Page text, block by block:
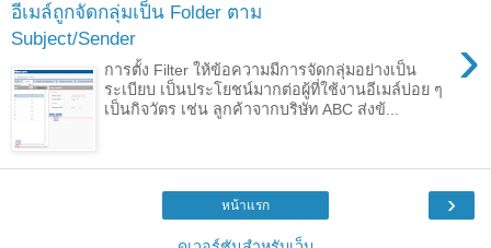
อีเมล์ถูกจัดกลุ่มเป็น Folder ตาม
Subject/Sender
›
การตั้ง Filter ให้ข้อความมีการจัดกลุ่มอย่างเป็น
ระเบียบ เป็นประโยชน์มากต่อผู้ที่ใช้งานอีเมล์บ่อย ๆ
เป็นกิจวัตร เช่น ลูกค้าจากบริษัท ABC ส่งข้...
›
หน้าแรก